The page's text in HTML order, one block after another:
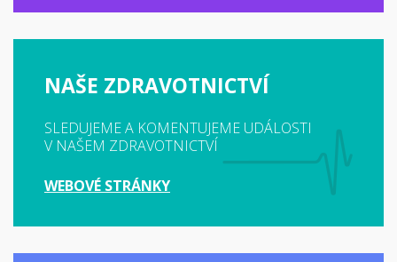
NAŠE ZDRAVOTNICTVÍ
SLEDUJEME A KOMENTUJEME UDÁLOSTI
V NAŠEM ZDRAVOTNICTVÍ
WEBOVÉ STRÁNKY